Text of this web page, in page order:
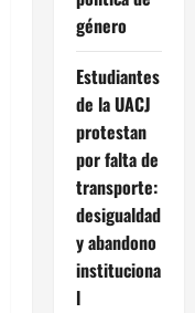
género
Estudiantes
de la UACJ
protestan
por falta de
transporte:
desigualdad
y abandono
instituciona
l